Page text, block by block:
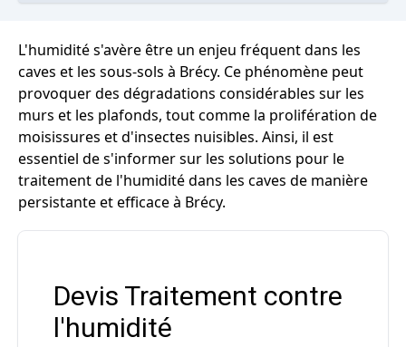
L'humidité s'avère être un enjeu fréquent dans les
caves et les sous-sols à Brécy. Ce phénomène peut
provoquer des dégradations considérables sur les
murs et les plafonds, tout comme la prolifération de
moisissures et d'insectes nuisibles. Ainsi, il est
essentiel de s'informer sur les solutions pour le
traitement de l'humidité dans les caves de manière
persistante et efficace à Brécy.
Devis Traitement contre
l'humidité